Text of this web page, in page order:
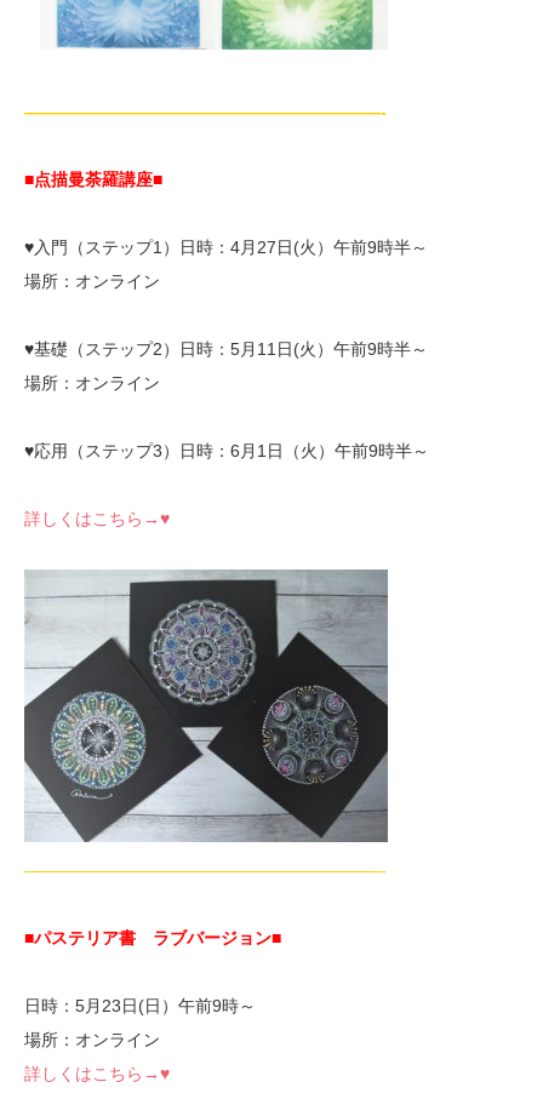
—————————————————————-
■点描曼荼羅講座■
♥入門（ステップ1）日時：4月27日(火）午前9時半～
場所：オンライン
♥基礎（ステップ2）日時：5月11日(火）午前9時半～
場所：オンライン
♥応用（ステップ3）日時：6月1日（火）午前9時半～
詳しくはこちら→♥
—————————————————————-
■パステリア書 ラブバージョン■
日時：5月23日(日）午前9時～
場所：オンライン
詳しくはこちら→♥